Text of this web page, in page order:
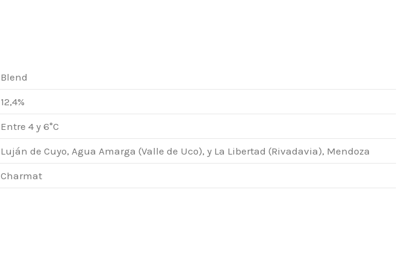
Blend
12,4%
Entre 4 y 6°C
Luján de Cuyo, Agua Amarga (Valle de Uco), y La Libertad (Rivadavia), Mendoza
Charmat